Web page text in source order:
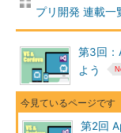
プリ開発 連載一
第3回
よう
第2回